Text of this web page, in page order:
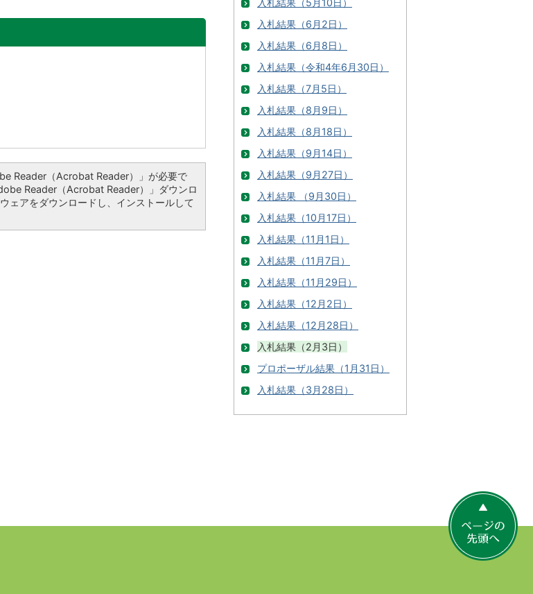
Reader（Acrobat Reader）」が必要で
Reader（Acrobat Reader）」ダウンロ
ェアをダウンロードし、インストールして
入札結果（5月10日）
入札結果（6月2日）
入札結果（6月8日）
入札結果（令和4年6月30日）
入札結果（7月5日）
入札結果（8月9日）
入札結果（8月18日）
入札結果（9月14日）
入札結果（9月27日）
入札結果 （9月30日）
入札結果（10月17日）
入札結果（11月1日）
入札結果（11月7日）
入札結果（11月29日）
入札結果（12月2日）
入札結果（12月28日）
入札結果（2月3日）
プロポーザル結果（1月31日）
入札結果（3月28日）
ー
ジ
の